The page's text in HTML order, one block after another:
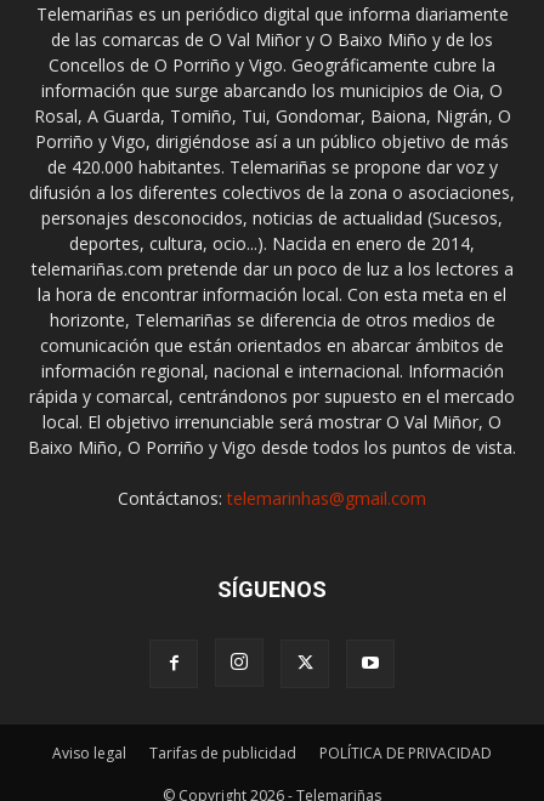
Telemariñas es un periódico digital que informa diariamente
de las comarcas de O Val Miñor y O Baixo Miño y de los
Concellos de O Porriño y Vigo. Geográficamente cubre la
información que surge abarcando los municipios de Oia, O
Rosal, A Guarda, Tomiño, Tui, Gondomar, Baiona, Nigrán, O
Porriño y Vigo, dirigiéndose así a un público objetivo de más
de 420.000 habitantes. Telemariñas se propone dar voz y
difusión a los diferentes colectivos de la zona o asociaciones,
personajes desconocidos, noticias de actualidad (Sucesos,
deportes, cultura, ocio...). Nacida en enero de 2014,
telemariñas.com pretende dar un poco de luz a los lectores a
la hora de encontrar información local. Con esta meta en el
horizonte, Telemariñas se diferencia de otros medios de
comunicación que están orientados en abarcar ámbitos de
información regional, nacional e internacional. Información
rápida y comarcal, centrándonos por supuesto en el mercado
local. El objetivo irrenunciable será mostrar O Val Miñor, O
Baixo Miño, O Porriño y Vigo desde todos los puntos de vista.
Contáctanos:telemarinhas@gmail.com
SÍGUENOS
Aviso legal Tarifas de publicidad POLÍTICA DE PRIVACIDAD
© Copyright 2026 - Telemariñas